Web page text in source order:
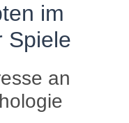
im
Spiele
an